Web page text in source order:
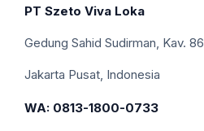
PT Szeto Viva Loka
Gedung Sahid Sudirman, Kav. 86
Jakarta Pusat, Indonesia
WA: 0813-1800-0733